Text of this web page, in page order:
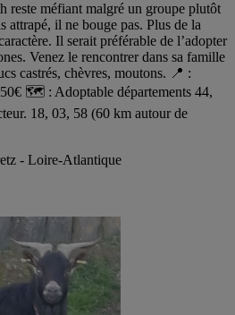
reste méfiant malgré un groupe plutôt
attrapé, il ne bouge pas. Plus de la
Il serait préférable de l’adopter
Venez le rencontrer dans sa famille
castrés, chèvres, moutons. 📍 :
🗺️ : Adoptable départements 44,
18, 03, 58 (60 km autour de
- Loire-Atlantique